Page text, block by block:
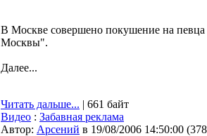
В Москве совершено покушение на
Москвы".
Далее...
Читать дальше... | 661 байт
Видео : Забавная реклама
Автор: Арсений в 19/08/2006 14:50:00 (